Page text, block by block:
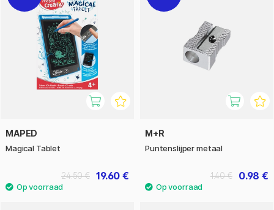
MAPED
Magical Tablet
19.60 €
24.50 €
M+R
Puntenslijper metaal
0.98 €
1.40 €